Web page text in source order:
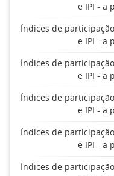
e IPI - a
Índices de
e IPI - a
Índices de
e IPI - a
Índices de
e IPI - a
Índices de
e IPI - a
Índices de